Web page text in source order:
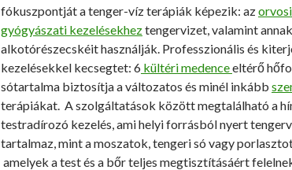
fókuszpontját a tenger-víz terápiák képezik: az
gyógyászati kezelésekheztengervizet, valamint annak
alkotórészecskéit használják. Professzionális és
kezelésekkel kecsegtet: 6 kültéri medenceeltérő
sótartalma biztosítja a változatos és minél inkább
terápiákat. A szolgáltatások között megtalálható a
testradírozó kezelés, ami helyi forrásból nyert
tartalmaz, mint a moszatok, tengeri só vagy
amelyek a test és a bőr teljes megtisztításáért